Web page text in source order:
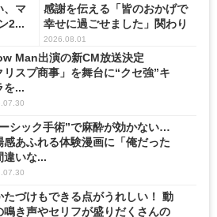
、マ
2...
感謝を伝える「皆のおかげで
幸せに過ごせました」関わり
の...
2026.08.01
Man出演の新CM放送決定
リスプ商事」を舞台に“クセ強”キ
を...
シック手術”で麻酔が効かない…
感あふれる体験漫画に「俺だった
違いな...
たづけもできる点がうれしい！ 動
鳴き声やセリフが盛りだくさんの